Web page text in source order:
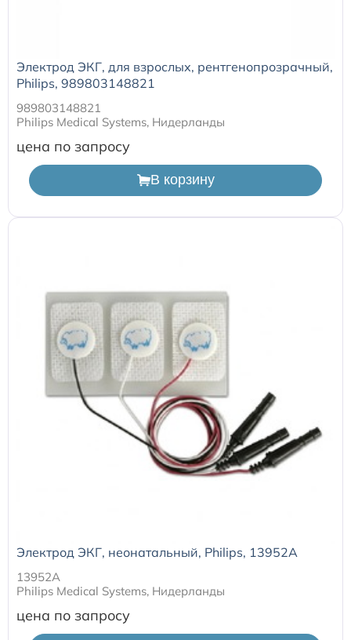
Электрод ЭКГ, для взрослых, рентгенопрозрачный,
Philips, 989803148821
989803148821
Philips Medical Systems, Нидерланды
цена по запросу
В корзину
Электрод ЭКГ, неонатальный, Philips, 13952A
13952A
Philips Medical Systems, Нидерланды
цена по запросу